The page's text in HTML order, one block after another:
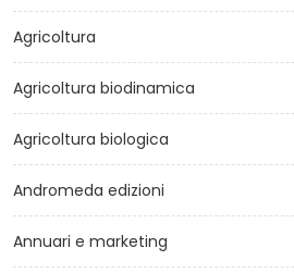
Agricoltura
Agricoltura biodinamica
Agricoltura biologica
Andromeda edizioni
Annuari e marketing